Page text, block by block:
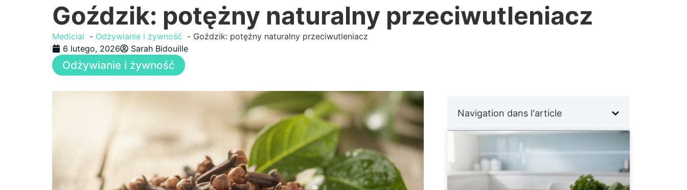
Goździk: potężny naturalny przeciwutleniacz
Medicial Odżywianie i żywność
Goździk: potężny naturalny przeciwutleniacz
6 lutego, 2026
Sarah Bidouille
Odżywianie i żywność
Navigation dans l'article